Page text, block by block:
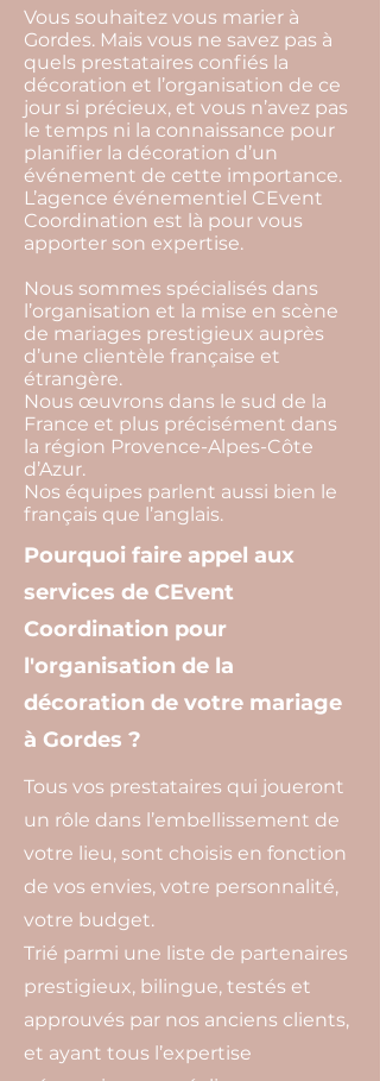
Vous souhaitez vous marier à
Gordes. Mais vous ne savez pas à
quels prestataires confiés la
décoration et l’organisation de ce
jour si précieux, et vous n’avez pas
le temps ni la connaissance pour
planifier la décoration d’un
événement de cette importance.
L’agence événementiel CEvent
Coordination est là pour vous
apporter son expertise.
Nous sommes spécialisés dans
l’organisation et la mise en scène
de mariages prestigieux auprès
d’une clientèle française et
étrangère.
Nous œuvrons dans le sud de la
France et plus précisément dans
la région Provence-Alpes-Côte
d’Azur.
Nos équipes parlent aussi bien le
français que l’anglais.
Pourquoi faire appel aux
services de CEvent
Coordination pour
l'organisation de la
décoration de votre mariage
à Gordes ?
Tous vos prestataires qui joueront
un rôle dans l’embellissement de
votre lieu, sont choisis en fonction
de vos envies, votre personnalité,
votre budget.
Trié parmi une liste de partenaires
prestigieux, bilingue, testés et
approuvés par nos anciens clients,
et ayant tous l’expertise